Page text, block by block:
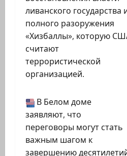
ливанского государства
полного разоружения
«Хизбаллы», которую
считают
террористической
организацией.
В Белом доме
заявляют, что
переговоры могут стать
важным шагом к
завершению